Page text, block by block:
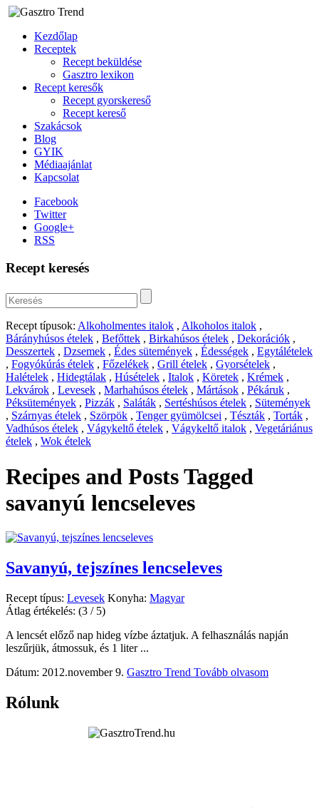
Kezdőlap
Receptek
Recept beküldése
Gasztro lexikon
Recept keresők
Recept gyorskereső
Recept kereső
Szakácsok
Blog
GYIK
Médiaajánlat
Kapcsolat
Facebook
Twitter
Google+
RSS
Recept keresés
Recept típusok: Alkoholmentes italok , Alkoholos italok ,
Bárányhúsos ételek , Befőttek , Birkahúsos ételek , Dekorációk ,
Desszertek , Dzsemek , Édes sütemények , Édességek , Egytálételek
, Fogyókúrás ételek , Főzelékek , Grill ételek , Gyorsételek ,
Halételek , Hidegtálak , Húsételek , Italok , Köretek , Krémek ,
Lekvárok , Levesek , Marhahúsos ételek , Mártások , Pékáruk ,
Péksütemények , Pizzák , Saláták , Sertéshúsos ételek , Sütemények
, Szárnyas ételek , Szörpök , Tenger gyümölcsei , Tészták , Torták ,
Vadhúsos ételek , Vágykeltő ételek , Vágykeltő italok , Vegetáriánus
ételek , Wok ételek
Recipes and Posts Tagged
savanyú lencseleves
Savanyú, tejszínes lencseleves
Recept típus: Levesek Konyha: Magyar
Átlag értékelés: (3 / 5)
A lencsét előző nap hideg vízbe áztatjuk. A felhasználás napján
leszűrjük, átmossuk, és 1 liter ...
Dátum: 2012.november 9. Gasztro Trend Tovább olvasom
Rólunk